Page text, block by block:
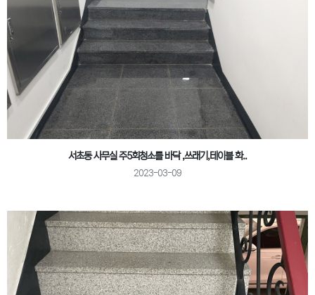
서초동 사무실 주5회청소를 바닥 ,쓰래기,테이블 화..
2023-03-09